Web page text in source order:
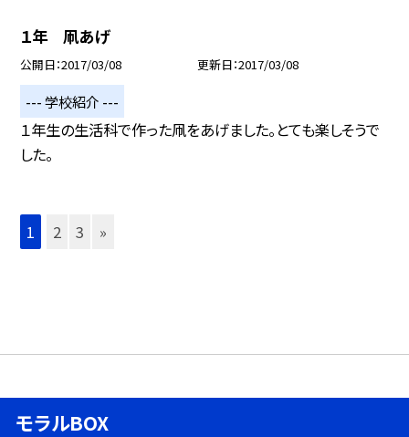
１年 凧あげ
公開日 2017/03/08 更新日 2017/03/08
--- 学校紹介 ---
１年生の生活科で作った凧をあげました。とても楽しそうで
した。
1 2 3 »
モラルBOX